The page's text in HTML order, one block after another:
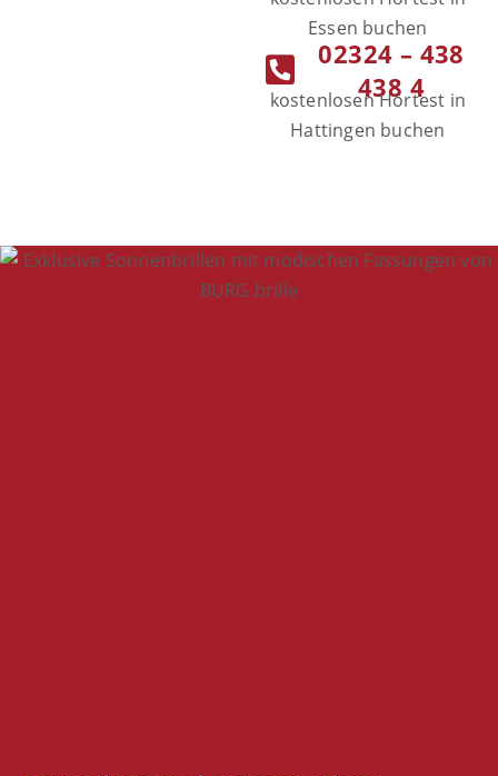
Essen buchen
02324 – 438
438 4
kostenlosen Hörtest in
Hattingen buchen